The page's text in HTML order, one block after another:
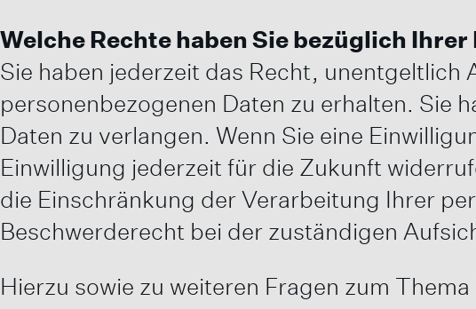
Welche Rechte haben Sie bezüglich Ihrer
Sie haben jederzeit das Recht,
personenbezogenen Daten zu erhalten. Sie
Daten zu verlangen. Wenn Sie eine
Einwilligung jederzeit für die Zukunft
die Einschränkung der Verarbeitung Ihrer
Beschwerderecht bei der zuständigen
Hierzu sowie zu weiteren Fragen zum